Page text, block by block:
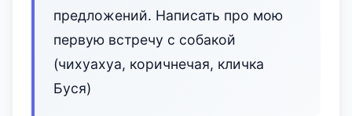
предложений. Написать про мою
первую встречу с собакой
(чихуахуа, коричнечая, кличка
Буся)